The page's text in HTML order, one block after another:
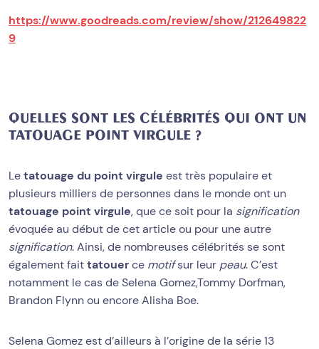
https://www.goodreads.com/review/show/212649822
9
QUELLES SONT LES CÉLÉBRITÉS QUI ONT UN
TATOUAGE POINT VIRGULE ?
Letatouage du point virgule est très populaire et
plusieurs milliers de personnes dans le monde ont un
tatouage point virgule, que ce soit pour la signification
évoquée au début de cet article ou pour une autre
signification. Ainsi, de nombreuses célébrités se sont
également faittatouerce motifsur leur peau. C’est
notamment le cas de Selena Gomez,Tommy Dorfman,
Brandon Flynn ou encore Alisha Boe.
Selena Gomez est d’ailleurs à l’origine de la série 13